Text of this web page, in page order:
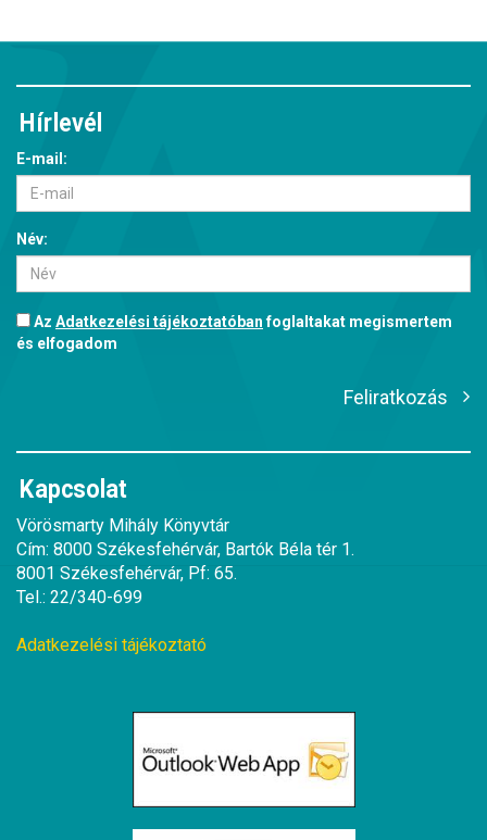
Hírlevél
E-mail:
Név:
Az Adatkezelési tájékoztatóbanfoglaltakat megismertem
és elfogadom
Feliratkozás
Kapcsolat
Vörösmarty Mihály Könyvtár
Cím: 8000 Székesfehérvár, Bartók Béla tér 1.
8001 Székesfehérvár, Pf: 65.
Tel.: 22/340-699
Adatkezelési tájékoztató